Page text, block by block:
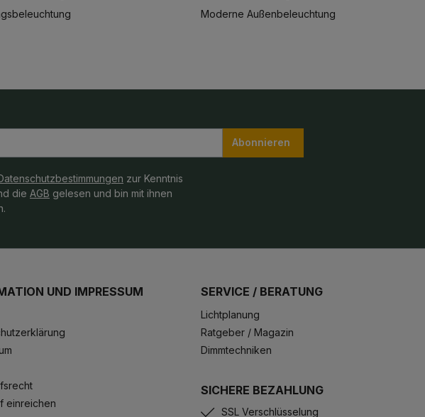
Moderne Außenbeleuchtung
Abonnieren
zur Kenntnis
die AGB gelesen und bin mit ihnen
UND IMPRESSUM
einreichen
SERVICE / BERATUNG
Lichtplanung
Ratgeber / Magazin
Dimmtechniken
SICHERE BEZAHLUNG
SSL Verschlüsselung